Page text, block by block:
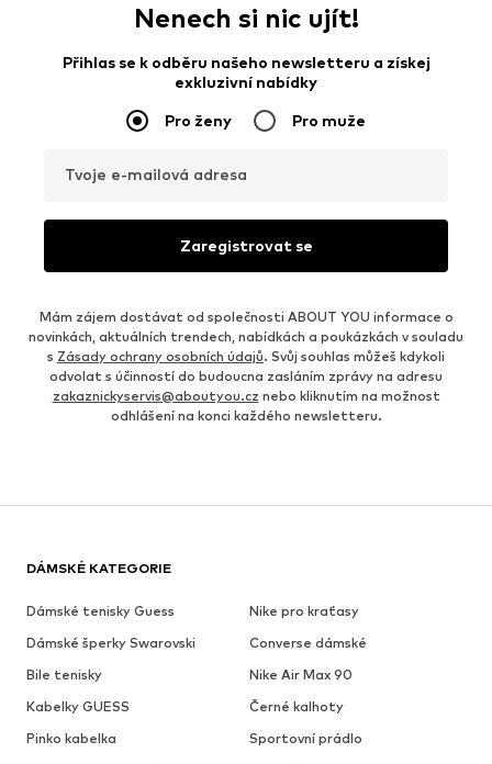
Nenech si nic ujít!
Přihlas se k odběru našeho newsletteru a získej
exkluzivní nabídky
Pro ženy Pro muže
Tvoje e-mailová adresa
Zaregistrovat se
Mám zájem dostávat od společnosti ABOUT YOU informace o
novinkách, aktuálních trendech, nabídkách a poukázkách v souladu
s Zásady ochrany osobních údajů. Svůj souhlas můžeš kdykoli
odvolat s účinností do budoucna zasláním zprávy na adresu
zakaznickyservis@aboutyou.cz nebo kliknutím na možnost
odhlášení na konci každého newsletteru.
DÁMSKÉ KATEGORIE
Dámské tenisky Guess
Nike pro kraťasy
Dámské šperky Swarovski
Converse dámské
Bile tenisky
Nike Air Max 90
Kabelky GUESS
Černé kalhoty
Pinko kabelka
Sportovní prádlo